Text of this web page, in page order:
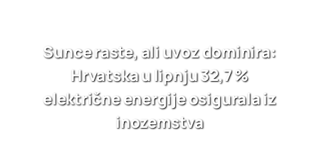
Sunce raste, ali uvoz dominira:
Hrvatska u lipnju 32,7 %
električne energije osigurala iz
inozemstva